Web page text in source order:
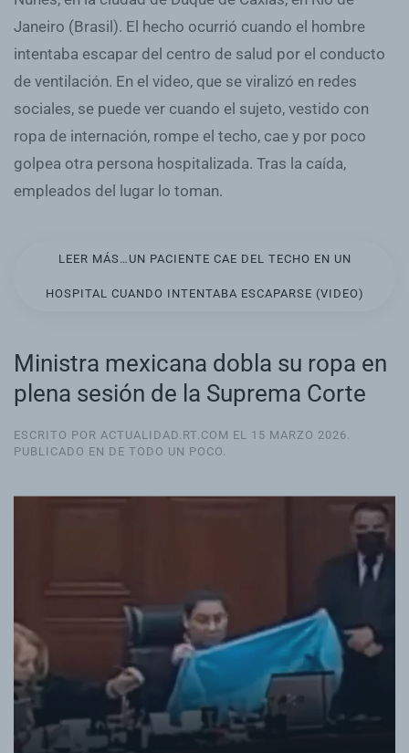
Janeiro (Brasil). El hecho ocurrió cuando el hombre
intentaba escapar del centro de salud por el conducto
de ventilación. En el video, que se viralizó en redes
sociales, se puede ver cuando el sujeto, vestido con
ropa de internación, rompe el techo, cae y por poco
golpea otra persona hospitalizada. Tras la caída,
empleados del lugar lo toman.
LEER MÁS…UN PACIENTE CAE DEL TECHO EN UN
HOSPITAL CUANDO INTENTABA ESCAPARSE (VIDEO)
Ministra mexicana dobla su ropa en
plena sesión de la Suprema Corte
ESCRITO POR ACTUALIDAD.RT.COM EL 15 MARZO 2026
PUBLICADO EN DE TODO UN POCO